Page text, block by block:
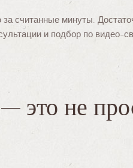
считанные минуты.
и подбор по
не